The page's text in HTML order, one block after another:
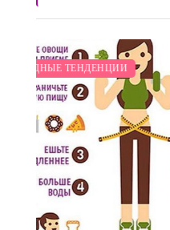
МОДНЫЕ ТЕНДЕНЦИИ